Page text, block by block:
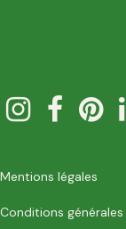
Mentions légales
Conditions